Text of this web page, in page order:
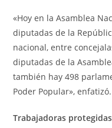
«Hoy en la Asamblea
diputadas de la
nacional, entre
diputadas de la
también hay 498
Poder Popular», enfatizó.
Trabajadoras protegidas